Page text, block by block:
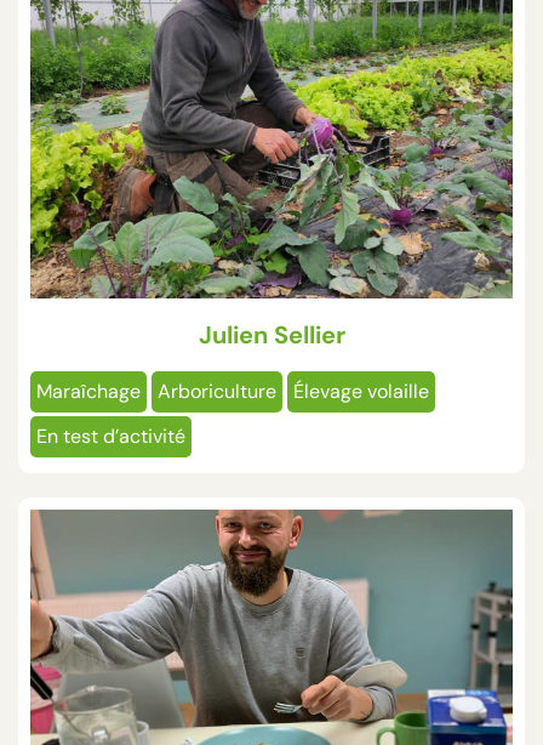
Julien Sellier
Maraîchage Arboriculture
Élevage volaille
En test d’activité